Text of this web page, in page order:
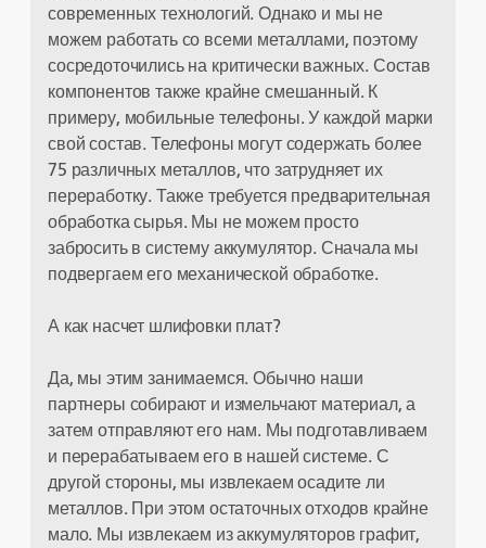
современных технологий. Однако и мы не
можем работать со всеми металлами, поэтому
сосредоточились на критически важных. Состав
компонентов также крайне смешанный. К
примеру, мобильные телефоны. У каждой марки
свой состав. Телефоны могут содержать более
75 различных металлов, что затрудняет их
переработку. Также требуется предварительная
обработка сырья. Мы не можем просто
забросить в систему аккумулятор. Сначала мы
подвергаем его механической обработке.
А как насчет шлифовки плат?
Да, мы этим занимаемся. Обычно наши
партнеры собирают и измельчают материал, а
затем отправляют его нам. Мы подготавливаем
и перерабатываем его в нашей системе. С
другой стороны, мы извлекаем осадите ли
металлов. При этом остаточных отходов крайне
мало. Мы извлекаем из аккумуляторов графит,